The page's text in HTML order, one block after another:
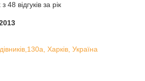
48 відгуків за рік
Харків, Україна